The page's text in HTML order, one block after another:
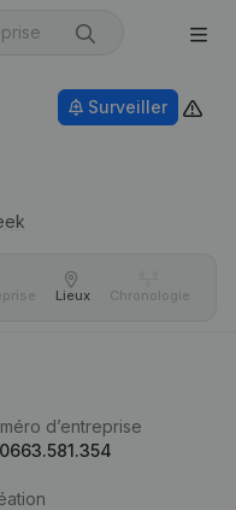
Surveiller
Lieux Chronologie
d’entreprise